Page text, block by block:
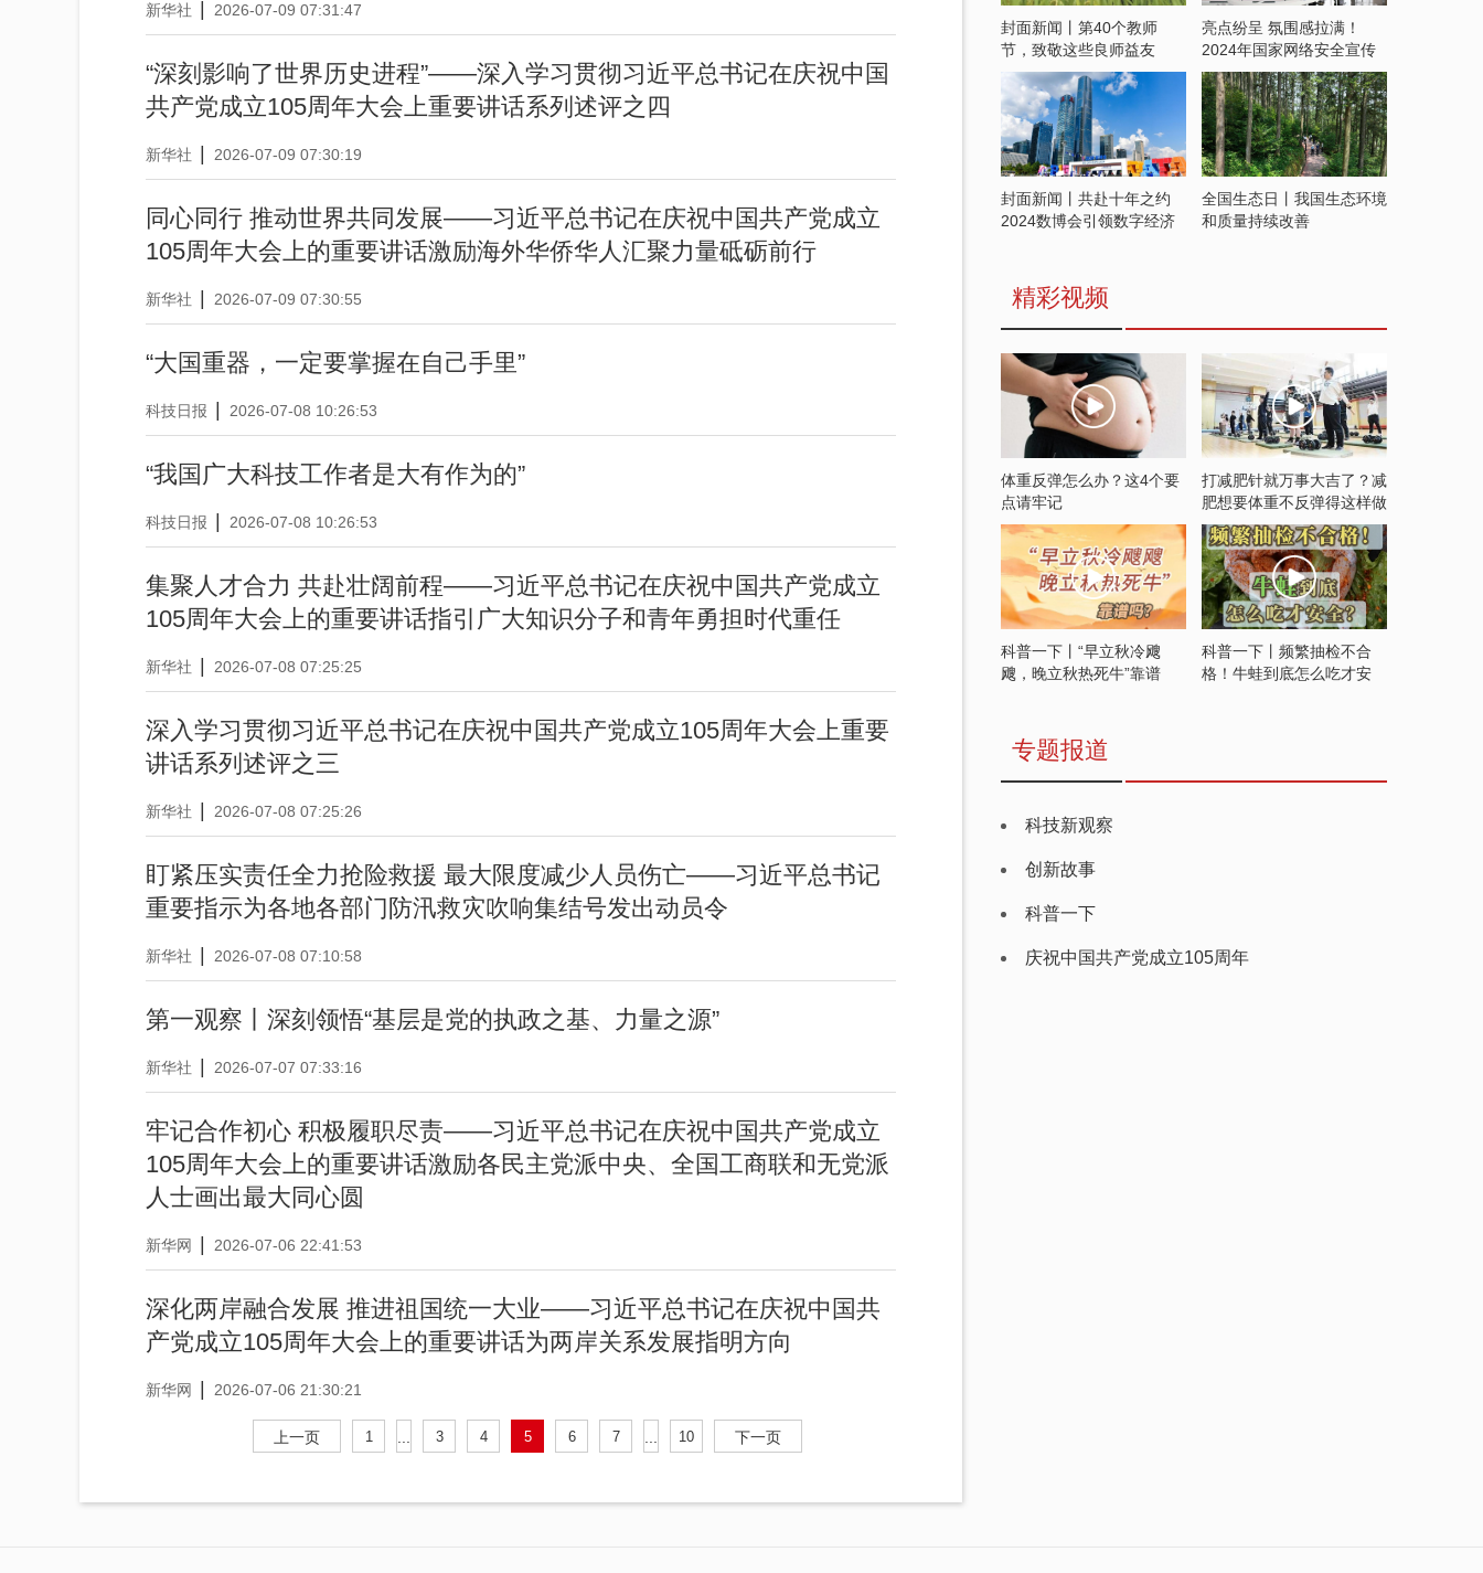
新华社 2026-07-09 07:31:47
“深刻影响了世界历史进程”——深入学习贯彻习近平总书记在庆祝中国
共产党成立105周年大会上重要讲话系列述评之四
新华社 2026-07-09 07:30:19
同心同行 推动世界共同发展——习近平总书记在庆祝中国共产党成立
105周年大会上的重要讲话激励海外华侨华人汇聚力量砥砺前行
新华社 2026-07-09 07:30:55
“大国重器，一定要掌握在自己手里”
科技日报 2026-07-08 10:26:53
“我国广大科技工作者是大有作为的”
科技日报 2026-07-08 10:26:53
集聚人才合力 共赴壮阔前程——习近平总书记在庆祝中国共产党成立
105周年大会上的重要讲话指引广大知识分子和青年勇担时代重任
新华社 2026-07-08 07:25:25
深入学习贯彻习近平总书记在庆祝中国共产党成立105周年大会上重要
讲话系列述评之三
新华社 2026-07-08 07:25:26
盯紧压实责任全力抢险救援 最大限度减少人员伤亡——习近平总书记
重要指示为各地各部门防汛救灾吹响集结号发出动员令
新华社 2026-07-08 07:10:58
第一观察丨深刻领悟“基层是党的执政之基、力量之源”
新华社 2026-07-07 07:33:16
牢记合作初心 积极履职尽责——习近平总书记在庆祝中国共产党成立
105周年大会上的重要讲话激励各民主党派中央、全国工商联和无党派
人士画出最大同心圆
新华网 2026-07-06 22:41:53
深化两岸融合发展 推进祖国统一大业——习近平总书记在庆祝中国共
产党成立105周年大会上的重要讲话为两岸关系发展指明方向
新华网 2026-07-06 21:30:21
上一页 1 3 4 5 6 7 10 下一页
封面新闻丨第40个教师
节，致敬这些良师益友
亮点纷呈 氛围感拉满！
2024年国家网络安全宣传
周开启
封面新闻丨共赴十年之约
2024数博会引领数字经济
全国生态日丨我国生态环境
和质量持续改善
精彩视频
体重反弹怎么办？这4个要
点请牢记
打减肥针就万事大吉了？减
肥想要体重不反弹得这样做
科普一下丨“早立秋冷飕
飕，晚立秋热死牛”靠谱
科普一下丨频繁抽检不合
格！牛蛙到底怎么吃才安
专题报道
科技新观察
创新故事
科普一下
庆祝中国共产党成立105周年